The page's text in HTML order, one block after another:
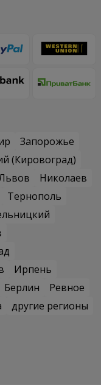
Запорожье
(Кировоград)
Николаев
Тернополь
Ирпень
Берлин
Ревное
другие регионы